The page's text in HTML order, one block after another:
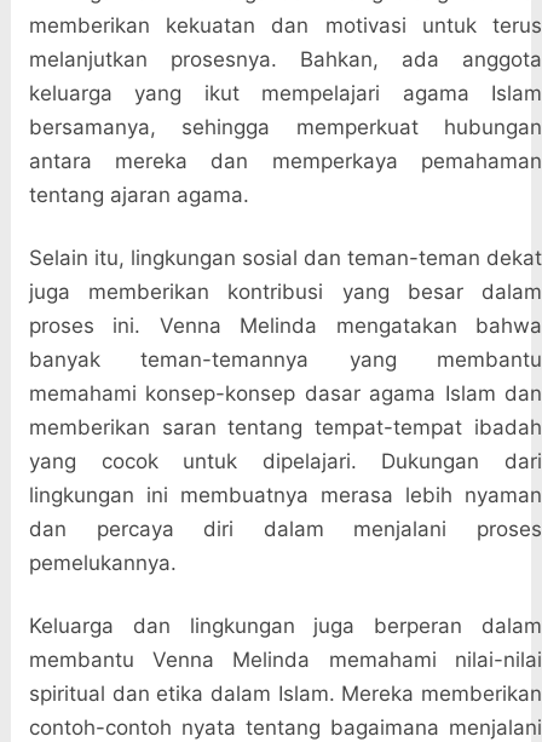
memberikan kekuatan dan motivasi untuk terus
melanjutkan prosesnya. Bahkan, ada anggota
keluarga yang ikut mempelajari agama Islam
bersamanya, sehingga memperkuat hubungan
antara mereka dan memperkaya pemahaman
tentang ajaran agama.
Selain itu, lingkungan sosial dan teman-teman dekat
juga memberikan kontribusi yang besar dalam
proses ini. Venna Melinda mengatakan bahwa
banyak teman-temannya yang membantu
memahami konsep-konsep dasar agama Islam dan
memberikan saran tentang tempat-tempat ibadah
yang cocok untuk dipelajari. Dukungan dari
lingkungan ini membuatnya merasa lebih nyaman
dan percaya diri dalam menjalani proses
pemelukannya.
Keluarga dan lingkungan juga berperan dalam
membantu Venna Melinda memahami nilai-nilai
spiritual dan etika dalam Islam. Mereka memberikan
contoh-contoh nyata tentang bagaimana menjalani